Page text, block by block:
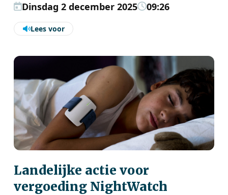
Dinsdag 2 december 2025 09:26
Lees voor
Landelijke actie voor
vergoeding NightWatch